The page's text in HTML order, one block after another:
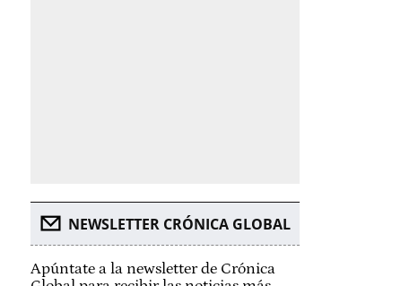
NEWSLETTER CRÓNICA GLOBAL
Apúntate a la newsletter de Crónica